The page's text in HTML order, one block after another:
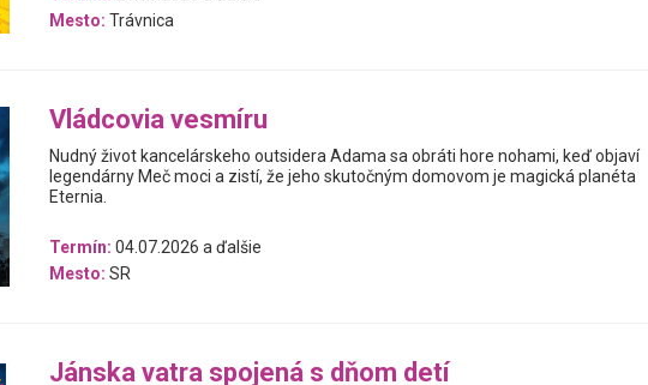
Mesto: Trávnica
Vládcovia vesmíru
Nudný život kancelárskeho outsidera Adama sa obráti hore nohami, keď objaví
legendárny Meč moci a zistí, že jeho skutočným domovom je magická planéta
Eternia.
Termín: 04.07.2026 a ďalšie
Mesto: SR
Jánska vatra spojená s dňom detí